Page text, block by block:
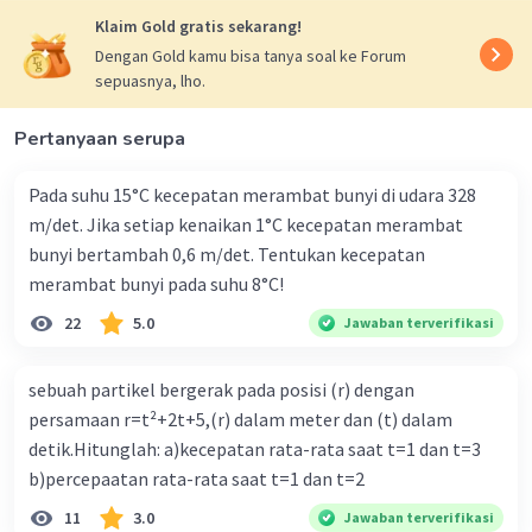
Keterangan:
ΣF = resultan gaya (N)
m = massa benda (kg)
a = percepatan linier (m/s²)
I = momen inersia (kg m²)
α = percepatan sudut (rad/s²)
R = jari-jari benda (m).
Uraian gaya pada sistem benda terdiri dari:
1. Gaya berat w1 dan w2 yang masing-masing
2. Tegangan tali T2 yang arahnya vertikal
sepanjang tali.
3. Tegangan tali T1 yang arahnya horizontal
sepanjang tali.
Klaim Gold gratis sekarang!
Dengan Gold kamu bisa tanya soal ke Forum
sepuasnya, lho.
Pertanyaan serupa
Pada suhu 15°C kecepatan merambat bunyi di udara 328
m/det. Jika setiap kenaikan 1°C kecepatan merambat
bunyi bertambah 0,6 m/det. Tentukan kecepatan
merambat bunyi pada suhu 8°C!
22 5.0 Jawaban terverifikasi
sebuah partikel bergerak pada posisi (r) dengan
persamaan r=t²+2t+5,(r) dalam meter dan (t) dalam
detik.Hitunglah: a)kecepatan rata-rata saat t=1 dan t=3
b)percepaatan rata-rata saat t=1 dan t=2
11 3.0 Jawaban terverifikasi